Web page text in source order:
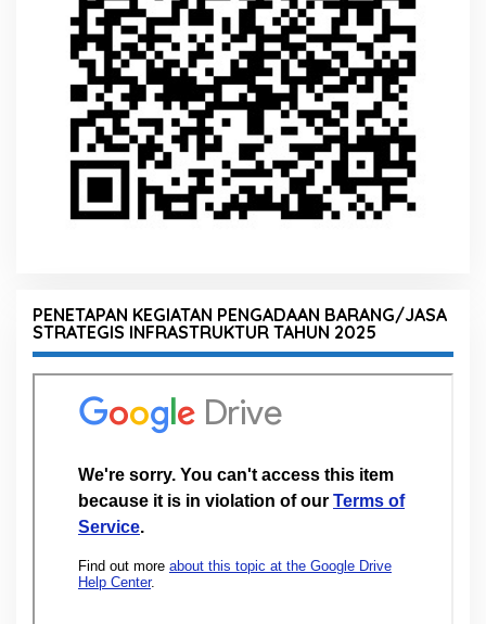
PENETAPAN KEGIATAN PENGADAAN BARANG/JASA
STRATEGIS INFRASTRUKTUR TAHUN 2025